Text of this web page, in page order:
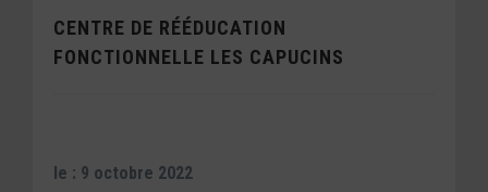
CENTRE DE RÉÉDUCATION
FONCTIONNELLE LES CAPUCINS
le : 9 octobre 2022